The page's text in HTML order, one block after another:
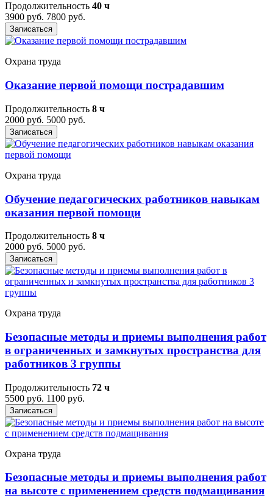
Продолжительность 40 ч
3900 руб. 7800 руб.
Записаться
Охрана труда
Оказание первой помощи пострадавшим
Продолжительность 8 ч
2000 руб. 5000 руб.
Записаться
Охрана труда
Обучение педагогических работников навыкам
оказания первой помощи
Продолжительность 8 ч
2000 руб. 5000 руб.
Записаться
Охрана труда
Безопасные методы и приемы выполнения работ
в ограниченных и замкнутых пространства для
работников 3 группы
Продолжительность 72 ч
5500 руб. 1100 руб.
Записаться
Охрана труда
Безопасные методы и приемы выполнения работ
на высоте с применением средств подмащивания